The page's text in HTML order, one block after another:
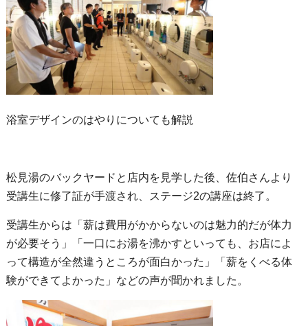
浴室デザインのはやりについても解説
松見湯のバックヤードと店内を見学した後、佐伯さんより
受講生に修了証が手渡され、ステージ2の講座は終了。
受講生からは「薪は費用がかからないのは魅力的だが体力
が必要そう」「一口にお湯を沸かすといっても、お店によ
って構造が全然違うところが面白かった」「薪をくべる体
験ができてよかった」などの声が聞かれました。